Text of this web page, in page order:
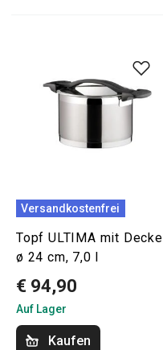
Versandkostenfrei
Topf ULTIMA mit Deckel
ø 24 cm, 7,0 l
€ 94,90
Auf Lager
Kaufen